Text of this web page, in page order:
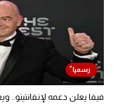
فيفا يعلن دعمه لإنفانتينو..